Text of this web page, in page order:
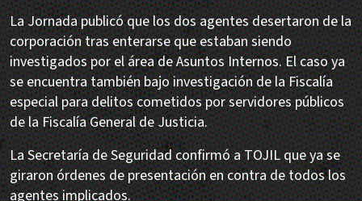
La Jornada publicó que los dos agentes desertaron de la
corporación tras enterarse que estaban siendo
investigados por el área de Asuntos Internos. El caso ya
se encuentra también bajo investigación de la Fiscalía
especial para delitos cometidos por servidores públicos
de la Fiscalía General de Justicia.
La Secretaría de Seguridad confirmó a TOJIL que ya se
giraron órdenes de presentación en contra de todos los
agentes implicados.